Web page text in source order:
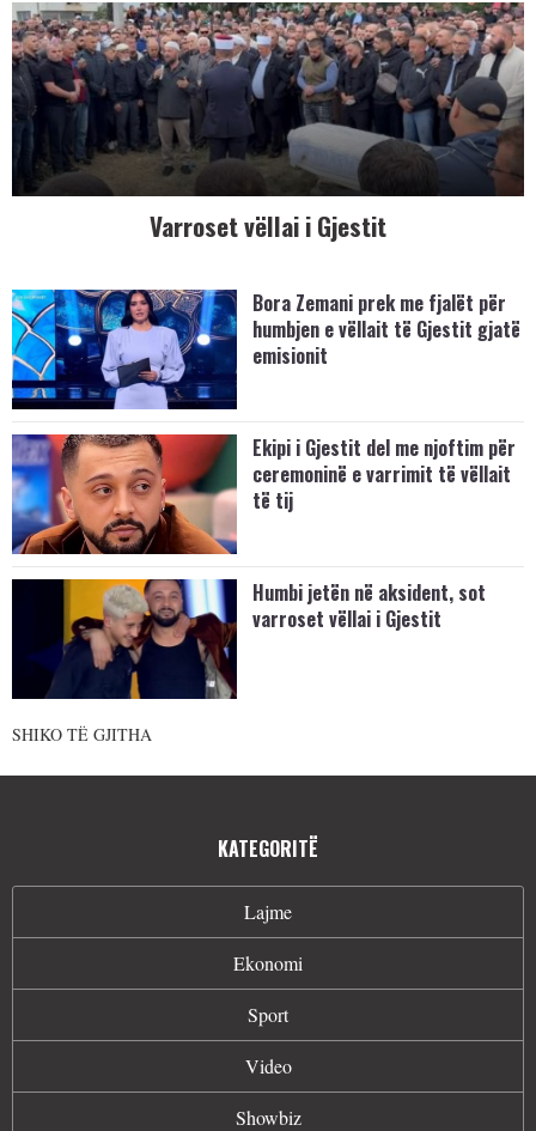
Varroset vëllai i Gjestit
Bora Zemani prek me fjalët për
humbjen e vëllait të Gjestit gjatë
emisionit
Ekipi i Gjestit del me njoftim për
ceremoninë e varrimit të vëllait
të tij
Humbi jetën në aksident, sot
varroset vëllai i Gjestit
SHIKO TË GJITHA
KATEGORITË
Lajme
Ekonomi
Sport
Video
Showbiz